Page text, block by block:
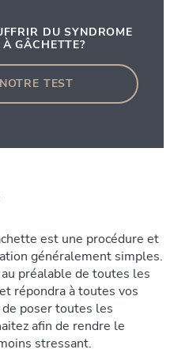
DU SYNDROME
GÂCHETTE?
TEST
est une procédure et
généralement simples.
préalable de toutes les
répondra à toutes vos
poser toutes les
afin de rendre le
stressant.